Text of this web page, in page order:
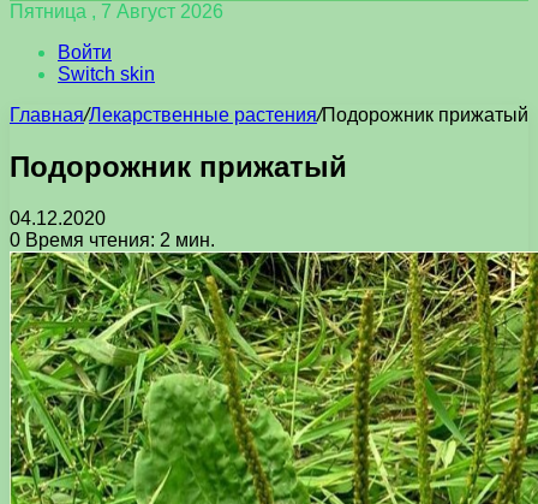
Пятница , 7 Август 2026
Войти
Switch skin
Главная/Лекарственные растения/Подорожник прижатый
Подорожник прижатый
04.12.2020
0 Время чтения: 2 мин.